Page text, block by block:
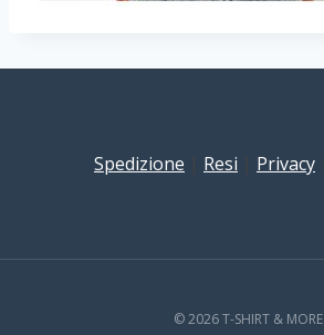
Spedizione Resi Privacy
© 2026 T-SHIRT & MORE